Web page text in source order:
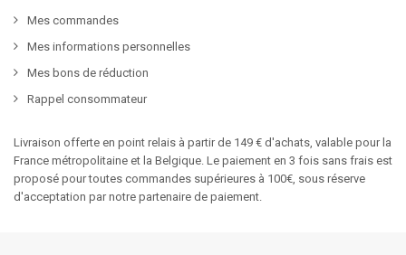
Mes commandes
Mes informations personnelles
Mes bons de réduction
Rappel consommateur
Livraison offerte en point relais à partir de 149 € d'achats, valable pour la
France métropolitaine et la Belgique. Le paiement en 3 fois sans frais est
proposé pour toutes commandes supérieures à 100€, sous réserve
d'acceptation par notre partenaire de paiement.